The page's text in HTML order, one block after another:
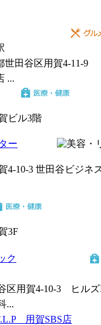
世田谷区用賀4-11-9
...
ビル3階
ー
4-10-3 世田谷ビジネ
3F
ク
区用賀4-10-3 ヒルズ
...
用賀SBS店